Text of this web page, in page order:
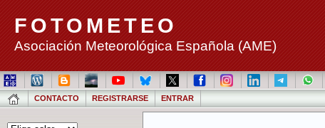
FOTOMETEO
Asociación Meteorológica Española (AME)
CONTACTO REGISTRARSE ENTRAR